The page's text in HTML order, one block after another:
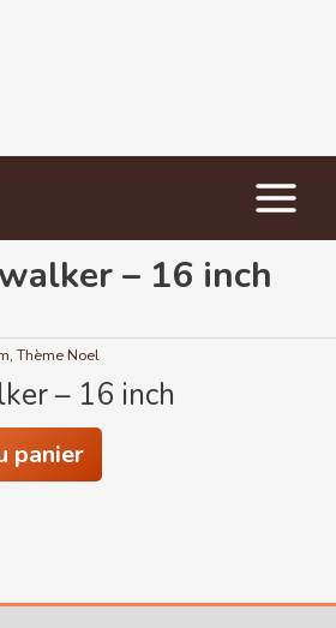
Main
Menu
– 16 inch
,Thème Noel
– 16 inch
panier